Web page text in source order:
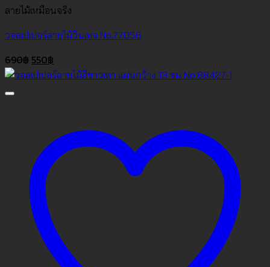
ลายไม้เหมือนจริง
วอลเปเปอร์ลายไม้วินเทจ No.77056
690฿ Original
price
550฿
price